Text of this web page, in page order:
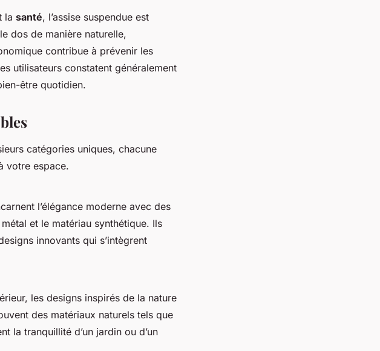
la santé, l’assise suspendue est
dos de manière naturelle,
contribue à prévenir les
utilisateurs constatent généralement
être quotidien.
catégories uniques, chacune
votre espace.
l’élégance moderne avec des
et le matériau synthétique. Ils
innovants qui s’intègrent
les designs inspirés de la nature
des matériaux naturels tels que
la tranquillité d’un jardin ou d’un